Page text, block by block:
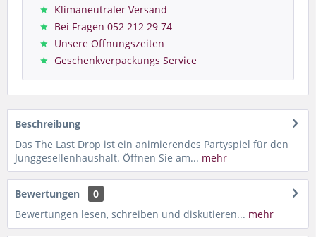
Klimaneutraler Versand
Bei Fragen 052 212 29 74
Unsere Öffnungszeiten
Geschenkverpackungs Service
Beschreibung
Das The Last Drop ist ein animierendes Partyspiel für den
Junggesellenhaushalt. Öffnen Sie am... mehr
Bewertungen
0
Bewertungen lesen, schreiben und diskutieren... mehr